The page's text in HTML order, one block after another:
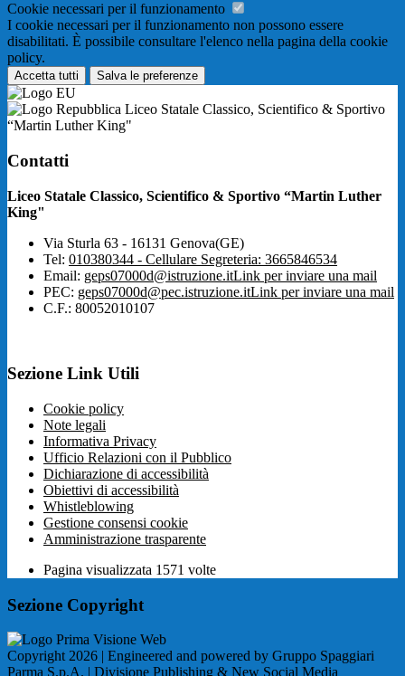
Cookie necessari per il funzionamento
I cookie necessari per il funzionamento non possono essere
disabilitati. È possibile consultare l'elenco nella pagina della cookie
policy.
Accetta tutti Salva le preferenze
Liceo Statale Classico, Scientifico & Sportivo
“Martin Luther King"
Contatti
Liceo Statale Classico, Scientifico & Sportivo “Martin Luther
King"
Via Sturla 63 - 16131 Genova(GE)
Tel: 010380344 - Cellulare Segreteria: 3665846534
Email: geps07000d@istruzione.itLink per inviare una mail
PEC: geps07000d@pec.istruzione.itLink per inviare una mail
C.F.: 80052010107
Sezione Link Utili
Cookie policy
Note legali
Informativa Privacy
Ufficio Relazioni con il Pubblico
Dichiarazione di accessibilità
Obiettivi di accessibilità
Whistleblowing
Gestione consensi cookie
Amministrazione trasparente
Pagina visualizzata 1571 volte
Sezione Copyright
Copyright 2026 | Engineered and powered by Gruppo Spaggiari
Parma S.p.A. | Divisione Publishing & New Social Media